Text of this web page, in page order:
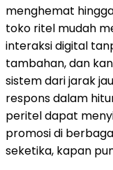
menghemat
toko ritel mudah
interaksi digital
tambahan, dan
sistem dari jarak
respons dalam
peritel dapat
promosi di
seketika, kapan